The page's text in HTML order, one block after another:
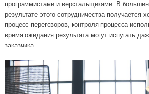
программистами и верстальщиками. В
результате этого сотрудничества получается
процесс переговоров, контроля процесса
время ожидания результата могут испугать
заказчика.